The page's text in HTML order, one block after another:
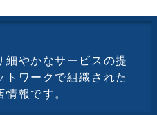
細やかなサービスの提
トワークで組織された
報です。